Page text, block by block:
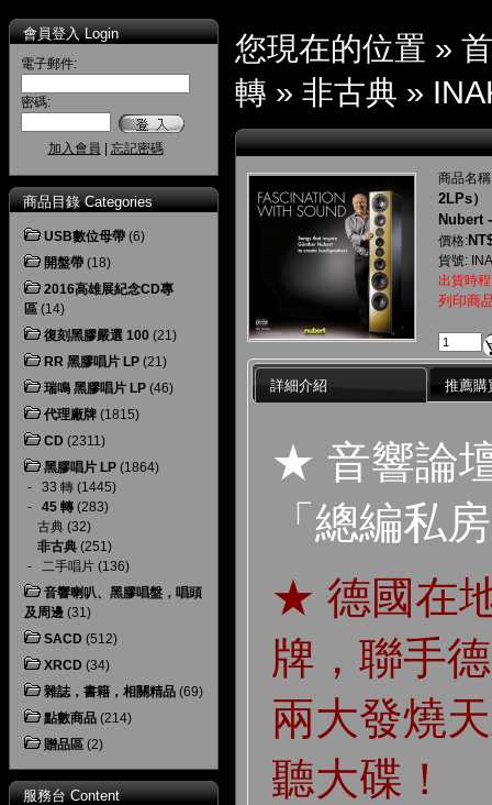
會員登入 Login
電子郵件:
密碼:
加入會員 忘記密碼
商品目錄 Categories
USB數位母帶 (6)
開盤帶 (18)
2016高雄展紀念CD專
區 (14)
復刻黑膠嚴選 100 (21)
RR 黑膠唱片 LP (21)
瑞鳴 黑膠唱片 LP (46)
代理廠牌 (1815)
CD (2311)
黑膠唱片 LP (1864)
- 33 轉 (1445)
- 45 轉 (283)
古典 (32)
非古典 (251)
- 二手唱片 (136)
音響喇叭、黑膠唱盤，唱頭
及周邊 (31)
SACD (512)
XRCD (34)
雜誌，書籍，相關精品 (69)
點數商品 (214)
贈品區 (2)
服務台 Content
您現在的位置 »
轉 » 非古典 »
商品名
2LPs）
Nubert
價格:
貨號:
出貨時
列印商
詳細介紹 推薦購
★ 音響論
「總編私
★ 德國在
牌，聯手
兩大發燒
聽大碟！